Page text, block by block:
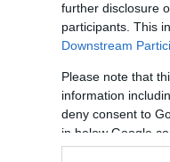
further disclosure
participants. This
Downstream
Please note that
information
deny consent to
in below Google